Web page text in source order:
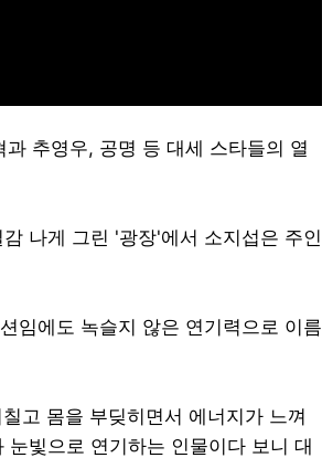
추영우, 공명 등 대세 스타들의 열
나게 그린 '광장'에서 소지섭은 주인
임에도 녹슬지 않은 연기력으로 이름
고 몸을 부딪히면서 에너지가 느껴
빛으로 연기하는 인물이다 보니 대